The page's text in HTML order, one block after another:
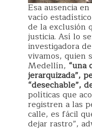
Esa ausencia
vacío
de la exclusión
justicia. Así lo
investigadora
vivamos, quien
Medellín, “una
jerarquizada”,
“desechable”,
políticas que
registren a las
calle, es fácil
dejar rastro”,